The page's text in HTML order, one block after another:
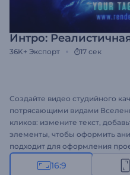
Интро:
36K+ Экспорт 17 сек
Создайте видео студийного
потрясающими видами
кликов: измените текст,
элементы, чтобы оформить
подходит для оформления
дизайном на тему космоса,
Создайте свое интро!
16:9